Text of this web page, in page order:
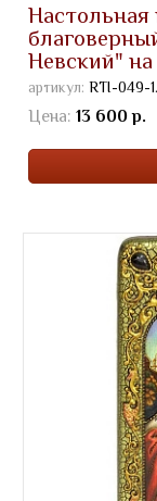
Настольная
Невский"
артикул: RTI-049-
Цена: 13 600 р.